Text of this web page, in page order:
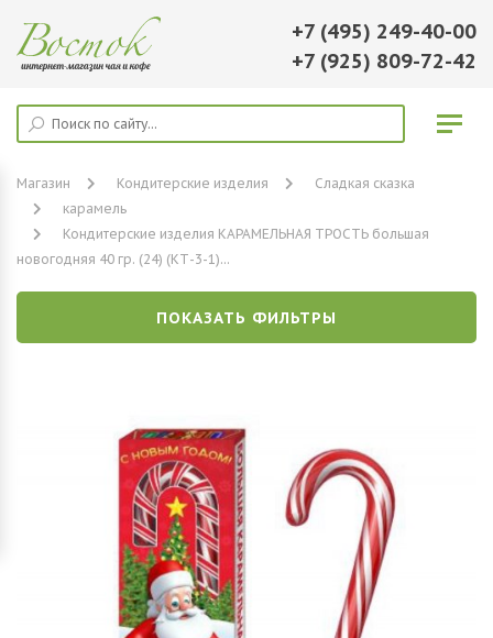
+7 (495) 249-40-00
+7 (925) 809-72-42
Магазин Кондитерские изделия
Сладкая сказка
карамель
Кондитерские изделия КАРАМЕЛЬНАЯ ТРОСТЬ большая
новогодняя 40 гр. (24) (КТ-3-1)...
ПОКАЗАТЬ ФИЛЬТРЫ